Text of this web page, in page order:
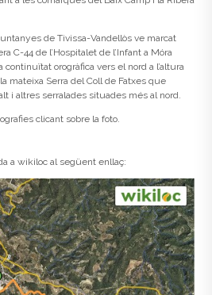
de Tivissa-Vandellòs ve marcat
C-44 de l’Hospitalet de l’Infant a Móra
continuïtat orogràfica vers el nord a l’altura
mateixa Serra del Coll de Fatxes que
i altres serralades situades més al nord.
clicant sobre la foto.
a wikiloc al següent enllaç: